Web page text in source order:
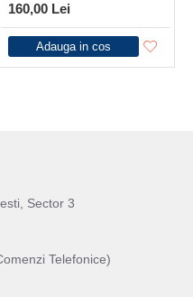
160,00 Lei
Adauga in cos
Sector 3
Telefonice)